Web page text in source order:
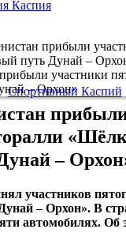
Каспия
прибыли
путь Дунай –
Спортивный Каспий
–
участников
– Орхон». В
автомобилях. Об